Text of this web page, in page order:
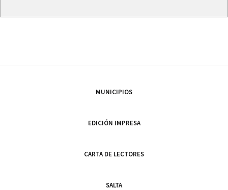
MUNICIPIOS
EDICIÓN IMPRESA
CARTA DE LECTORES
SALTA